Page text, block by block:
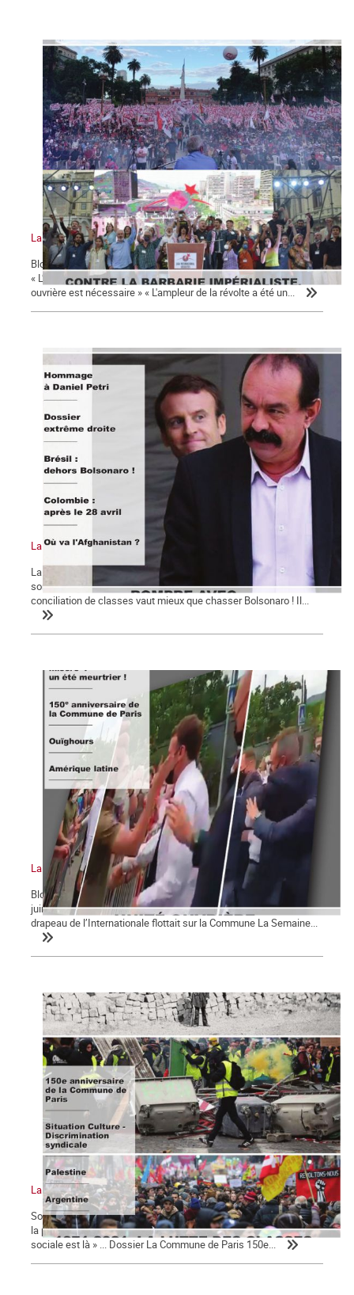
La Commune n°130
Bloc-notes la Commune n°130 17 octobre 1961 : un crime d'État !
« L’irruption d’un mouvement de masse mené par la classe
ouvrière est nécessaire » « L'ampleur de la révolte a été un...
La Commune n°129
La chute de Kaboul : où va l’Afghanistan ? « Dehors Duque et tout
son gouvernement ! ». Pour le Parti des Travailleurs et Lula, la
conciliation de classes vaut mieux que chasser Bolsonaro ! Il...
La Commune n°128
Bloc-notes la Commune n°128 La gifle et la manifestation du 12
juin 2021 Chômage, précarité et misère : un été meurtrier ! Le
drapeau de l’Internationale flottait sur la Commune La Semaine...
La Commune n°127
Sommaire : La Commune de Paris 150e anniversaire Pour le FMI,
la pandémie sera source de « troubles sociaux » « La colère
sociale est là » ... Dossier La Commune de Paris 150e...